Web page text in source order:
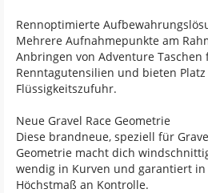
Rennoptimierte
Mehrere Aufnahmepunkte am
Anbringen von Adventure
Renntagutensilien und bieten
Flüssigkeitszufuhr.
Neue Gravel Race Geometrie
Diese brandneue, speziell für
Geometrie macht dich
wendig in Kurven und garantiert
Höchstmaß an Kontrolle.